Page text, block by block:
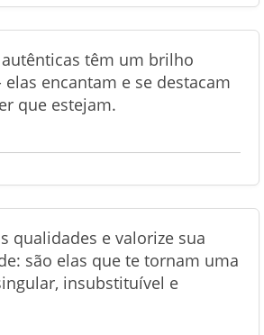
autênticas têm um brilho
encantam e se destacam
que estejam.
qualidades e valorize sua
são elas que te tornam uma
insubstituível e